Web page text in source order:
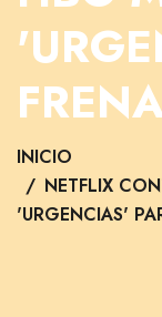
INICIO
NETFLIX
'URGENCIAS'